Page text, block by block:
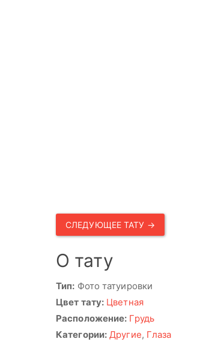
СЛЕДУЮЩЕЕ ТАТУ →
О тату
Тип: Фото татуировки
Цвет тату: Цветная
Расположение: Грудь
Категории: Другие, Глаза